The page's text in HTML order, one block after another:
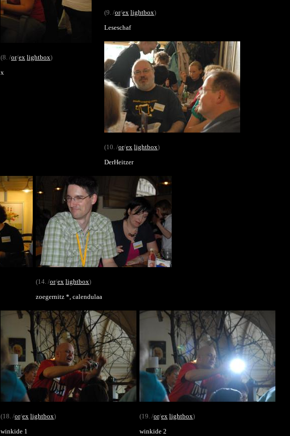
(8. /or/ex lightbox)
x
(9. /or/ex lightbox)
Leseschaf
(10. /or/ex lightbox)
DerHeitzer
(14. /or/ex lightbox)
zoegernitz *, calendulaa
(18. /or/ex lightbox)
winkide 1
(19. /or/ex lightbox)
winkide 2